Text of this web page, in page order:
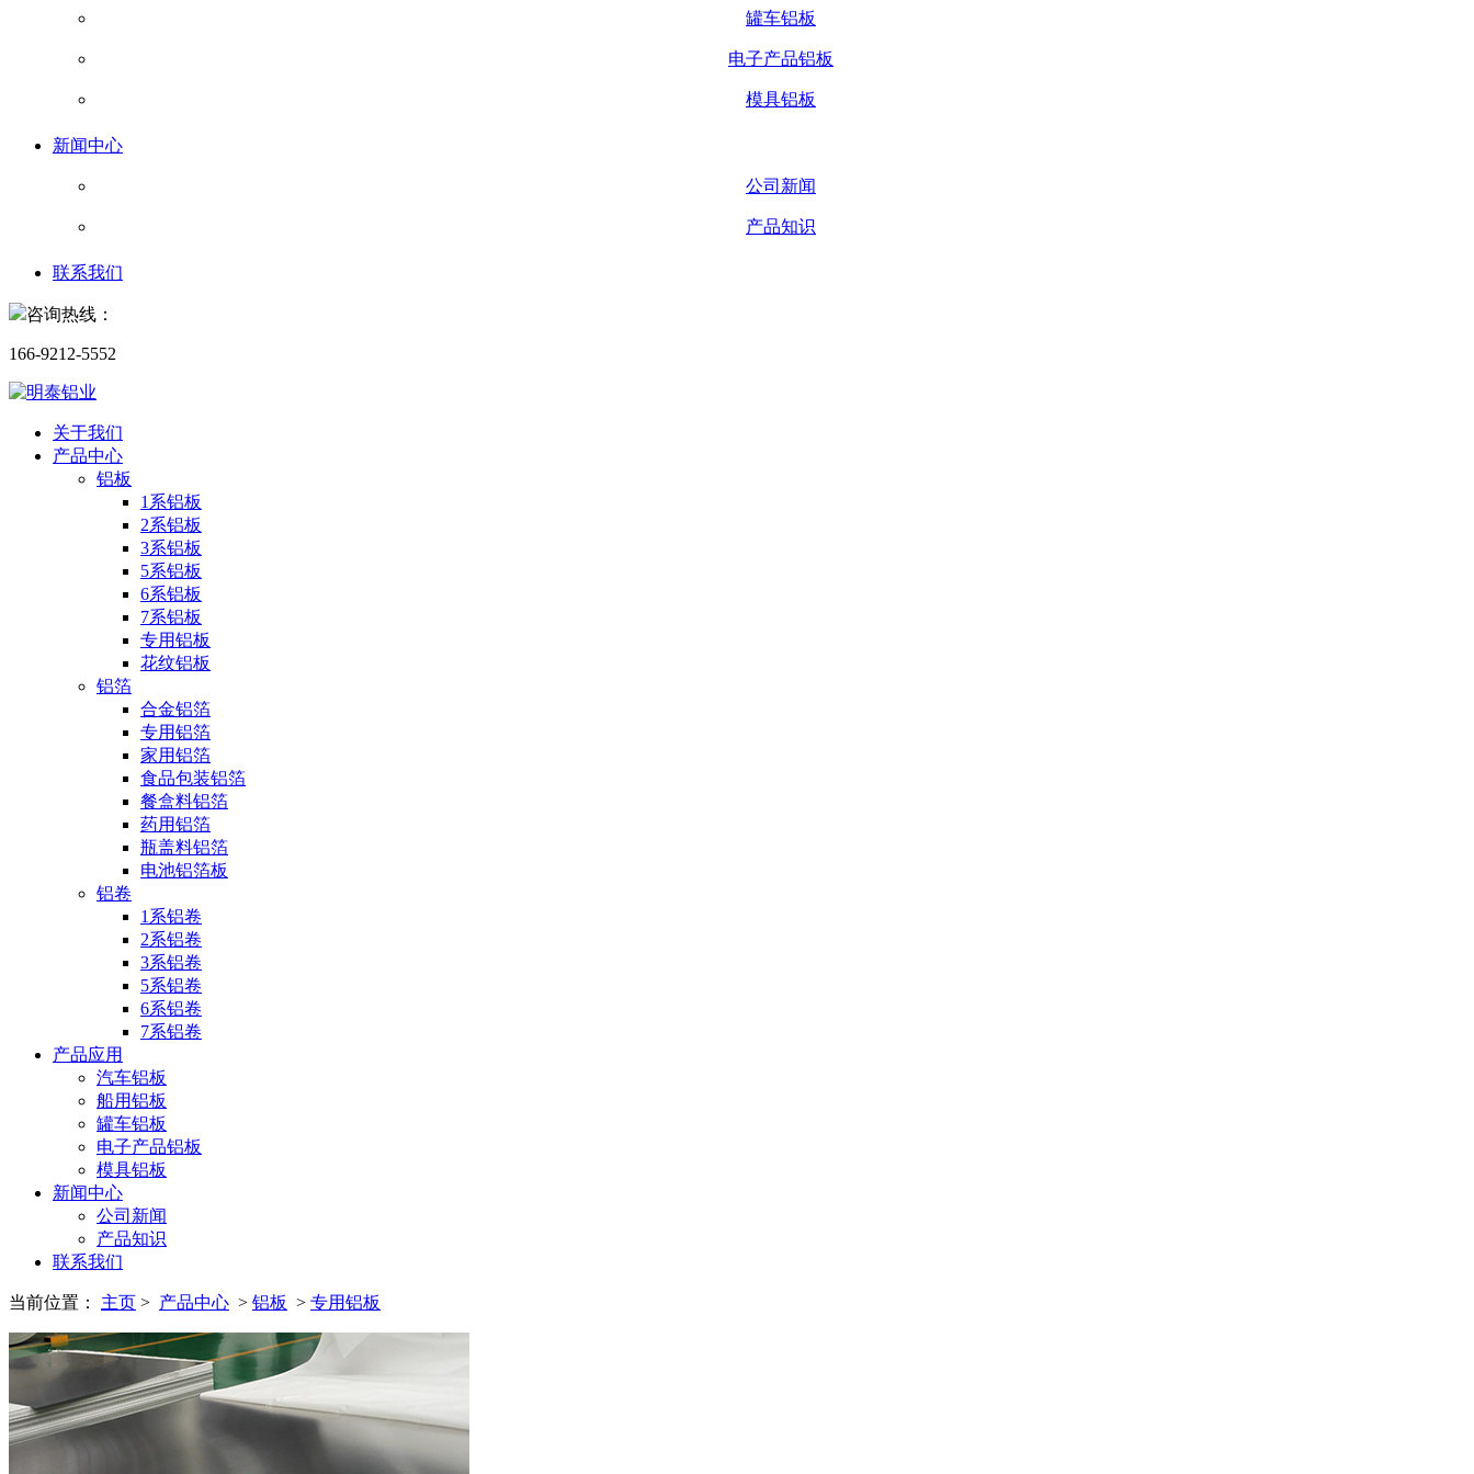
罐车铝板
电子产品铝板
模具铝板
新闻中心
公司新闻
产品知识
联系我们
咨询热线：
166-9212-5552
关于我们
产品中心
铝板
1系铝板
2系铝板
3系铝板
5系铝板
6系铝板
7系铝板
专用铝板
花纹铝板
铝箔
合金铝箔
专用铝箔
家用铝箔
食品包装铝箔
餐盒料铝箔
药用铝箔
瓶盖料铝箔
电池铝箔板
铝卷
1系铝卷
2系铝卷
3系铝卷
5系铝卷
6系铝卷
7系铝卷
产品应用
汽车铝板
船用铝板
罐车铝板
电子产品铝板
模具铝板
新闻中心
公司新闻
产品知识
联系我们
当前位置： 主页 > 产品中心 > 铝板 > 专用铝板